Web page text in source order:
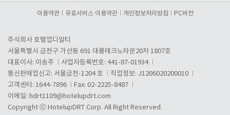
이용약관 유료서비스 이용약관 개인정보처리방침 PC버전
주식회사 호텔업디알티
서울특별시 금천구 가산동 691 대륭테크노타운20차 1807호
대표이사: 이송주
사업자등록번호: 441-87-01934
통신판매업신고: 서울금천-1204 호
직업정보: J1206020200010
고객센터: 1644-7896
Fax: 02-2225-8487
이메일: hdrt1109@hotelupdrt.com
Copyright ⓒ HotelupDRT Corp. All Right Reserved.